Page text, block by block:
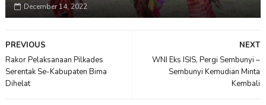
December 14, 2022
NEXT
WNI Eks ISIS, Pergi Sembunyi –
Sembunyi Kemudian Minta
Kembali
PREVIOUS
Rakor Pelaksanaan Pilkades
Serentak Se-Kabupaten Bima
Dihelat